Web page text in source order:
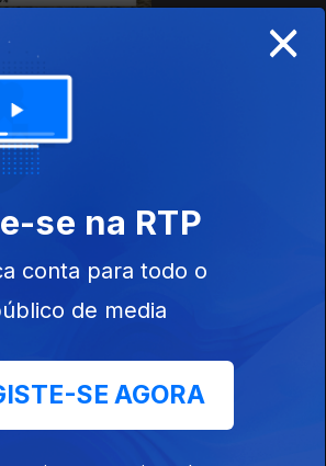
×
se na RTP
conta para todo o
de media
SE AGORA